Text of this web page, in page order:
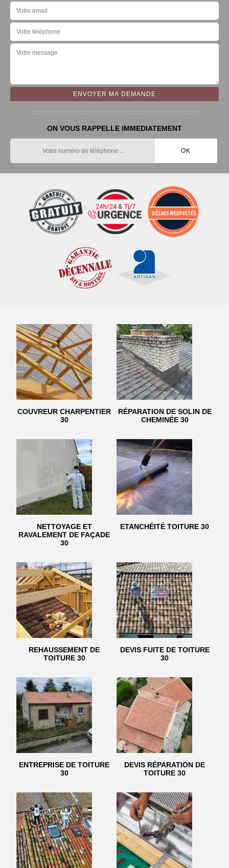
ON VOUS RAPPELLE IMMEDIATEMENT
COUVREUR CHARPENTIER
30
RÉPARATION DE SOLIN DE
CHEMINÉE 30
NETTOYAGE ET
RAVALEMENT DE FAÇADE
30
ETANCHÉITÉ TOITURE 30
REHAUSSEMENT DE
TOITURE 30
DEVIS FUITE DE TOITURE
30
ENTREPRISE DE TOITURE
30
DEVIS RÉPARATION DE
TOITURE 30